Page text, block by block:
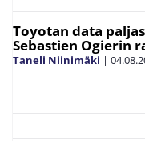
Toyotan data
Sebastien Ogierin
Taneli Niinimäki |